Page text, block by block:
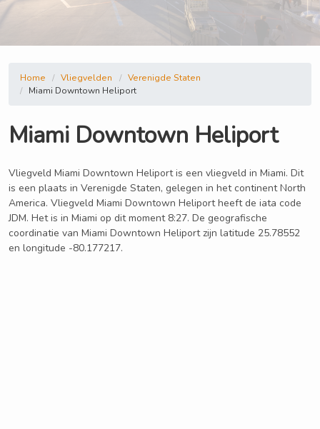
Home Vliegvelden
Verenigde Staten
Miami Downtown Heliport
Miami Downtown Heliport
Vliegveld Miami Downtown Heliport is een vliegveld in Miami. Dit
is een plaats in Verenigde Staten, gelegen in het continent North
America. Vliegveld Miami Downtown Heliport heeft de iata code
JDM. Het is in Miami op dit moment 8:27. De geografische
coordinatie van Miami Downtown Heliport zijn latitude 25.78552
en longitude -80.177217.